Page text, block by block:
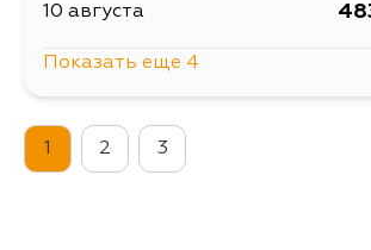
10 августа
10 августа
Показать еще 4
1 2 3